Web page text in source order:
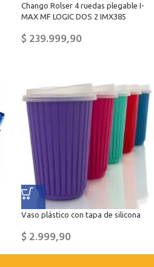
Chango Rolser 4 ruedas plegable I-
MAX MF LOGIC DOS 2 IMX385
$239.999,90
Vaso plástico con tapa de silicona
$2.999,90